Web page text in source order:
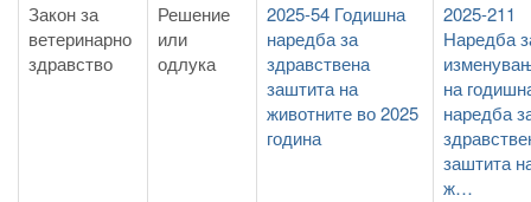
Закон за
ветеринарно
здравство
Решение
или
одлука
2025-54 Годишна
наредба за
здравствена
заштита на
животните во 2025
година
2025-211
Наредба
на
наредба
заштита
ж…